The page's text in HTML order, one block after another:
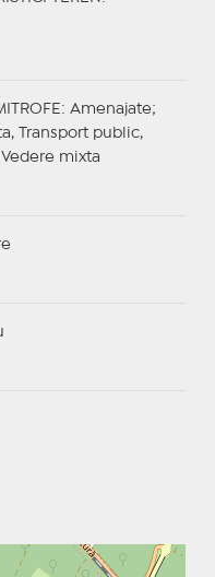
: Amenajate;
Transport public,
Vedere mixta